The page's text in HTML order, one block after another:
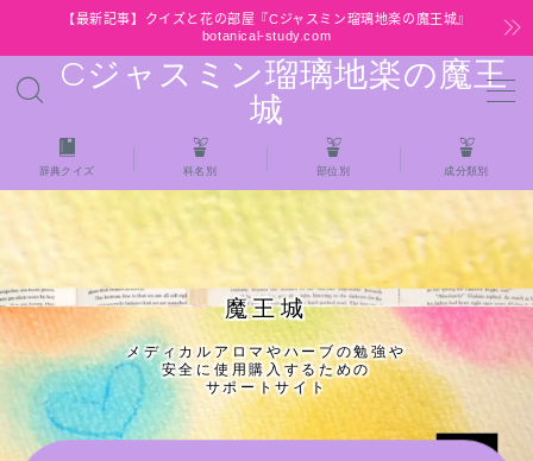
【最新記事】クイズと花の部屋『Cジャスミン瑠璃地楽の魔王城』
botanical-study.com
Cジャスミン瑠璃地楽の魔王
城
MENU
HOME
【最新】クイズと花の部屋
★全種/アロマハーブスパイス基材 プチ辞典ク
イズ＆プチ辞典
★アロマ検定＋αクイズ
★アロマハーブ傾向チェック
辞典クイズ 科名別 部位別 成分類別
魔王城
メディカルアロマやハーブの勉強や
安全に使用購入するための
サポートサイト